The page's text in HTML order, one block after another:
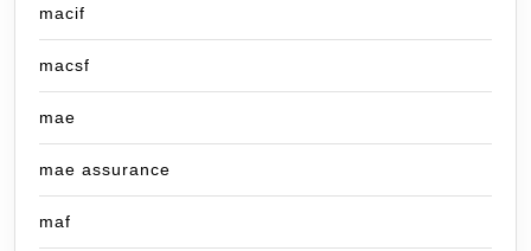
macif
macsf
mae
mae assurance
maf